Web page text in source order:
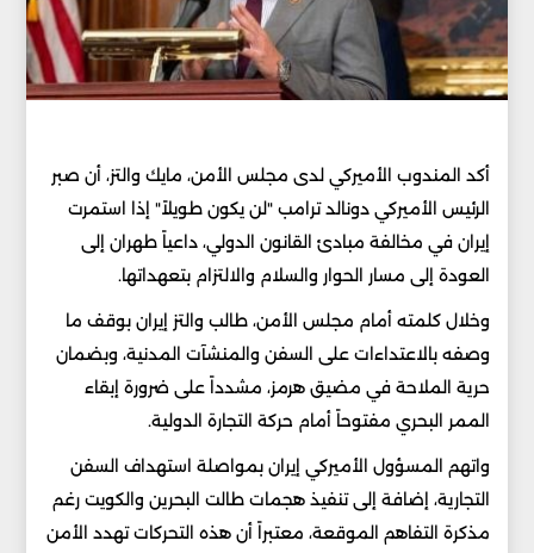
أكد المندوب الأميركي لدى مجلس الأمن، مايك والتز، أن صبر
الرئيس الأميركي دونالد ترامب "لن يكون طويلاً" إذا استمرت
إيران في مخالفة مبادئ القانون الدولي، داعياً طهران إلى
العودة إلى مسار الحوار والسلام والالتزام بتعهداتها.
وخلال كلمته أمام مجلس الأمن، طالب والتز إيران بوقف ما
وصفه بالاعتداءات على السفن والمنشآت المدنية، وبضمان
حرية الملاحة في مضيق هرمز، مشدداً على ضرورة إبقاء
الممر البحري مفتوحاً أمام حركة التجارة الدولية.
واتهم المسؤول الأميركي إيران بمواصلة استهداف السفن
التجارية، إضافة إلى تنفيذ هجمات طالت البحرين والكويت رغم
مذكرة التفاهم الموقعة، معتبراً أن هذه التحركات تهدد الأمن